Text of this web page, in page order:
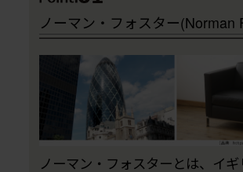
ノーマン・フォスター(Norman
ノーマン・フォスターとは、イ